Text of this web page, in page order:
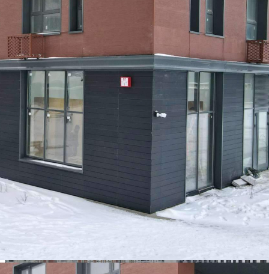
Желаемый / подходящий вид деятельности
Не указано
Назначение
Не указано
Размер площади (м2)
41.3
Цена за помещение
90 860 руб.
Цена за 1 кв. м
2 200 руб.
О помещении